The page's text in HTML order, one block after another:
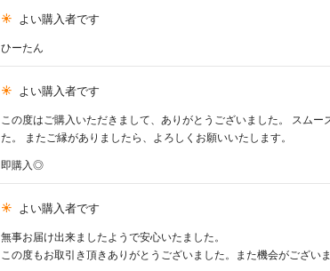
よい購入者です
ひーたん
よい購入者です
この度はご購入いただきまして、ありがとうございました。 スム
た。 またご縁がありましたら、よろしくお願いいたします。
即購入◎
よい購入者です
無事お届け出来ましたようで安心いたました。
この度もお取引き頂きありがとうございました。また機会がござい